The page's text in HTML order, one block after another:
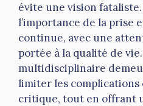
évite une vision
l’importance de la prise
continue, avec une
portée à la qualité de
multidisciplinaire
limiter les
critique, tout en offrant